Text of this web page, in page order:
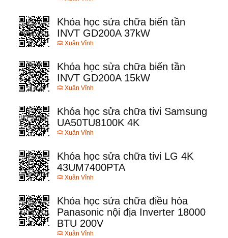
Khóa học sửa chữa biến tần
INVT GD200A 37kW
Xuân Vĩnh
Khóa học sửa chữa biến tần
INVT GD200A 15kW
Xuân Vĩnh
Khóa học sửa chữa tivi Samsung
UA50TU8100K 4K
Xuân Vĩnh
Khóa học sửa chữa tivi LG 4K
43UM7400PTA
Xuân Vĩnh
Khóa học sửa chữa điều hòa
Panasonic nội địa Inverter 18000
BTU 200V
Xuân Vĩnh